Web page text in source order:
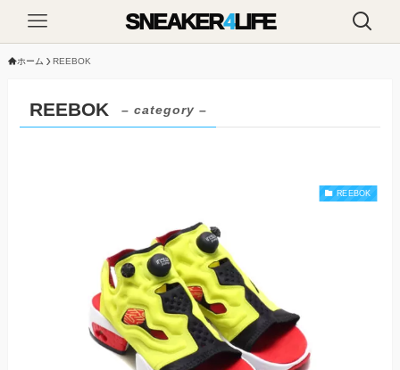
SNEAKER4LIFE
ホーム REEBOK
REEBOK – category –
REEBOK